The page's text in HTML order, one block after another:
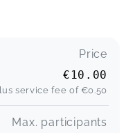
Price
€10.00
service fee of€0.50
Max. participants